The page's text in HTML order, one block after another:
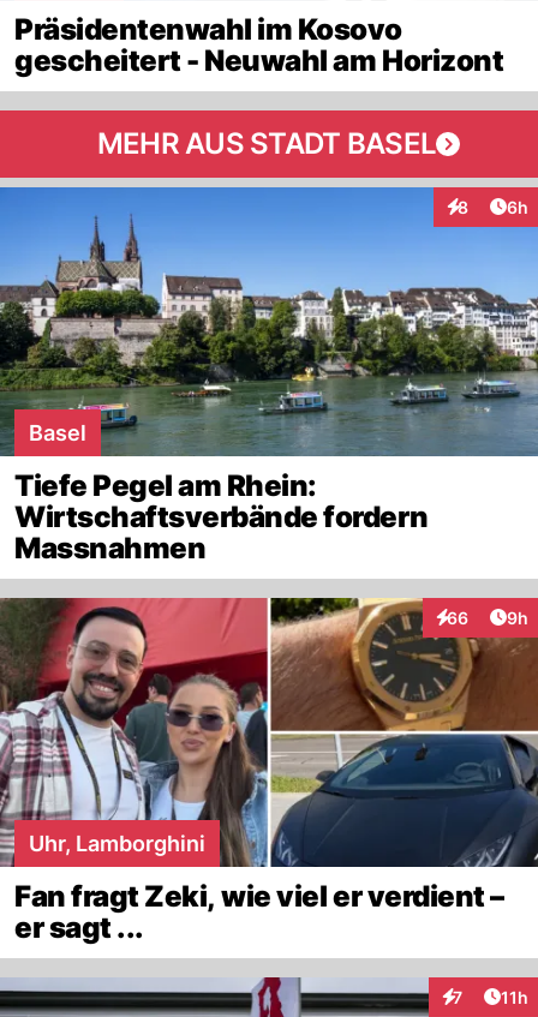
Präsidentenwahl im Kosovo
gescheitert - Neuwahl am Horizont
MEHR AUS STADT BASEL
8 6h
Basel
Tiefe Pegel am Rhein:
Wirtschaftsverbände fordern
Massnahmen
66
Interaktionen
9h
Uhr, Lamborghini
Fan fragt Zeki, wie viel er verdient –
er sagt ...
7 11h